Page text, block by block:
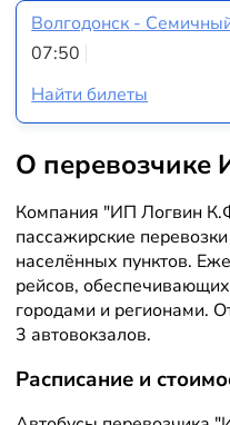
Волгодонск -
07:50
Найти билеты
О перевозчике
Компания "ИП Логвин
пассажирские
населённых пунктов.
рейсов,
городами и регионами.
3 автовокзалов.
Расписание и